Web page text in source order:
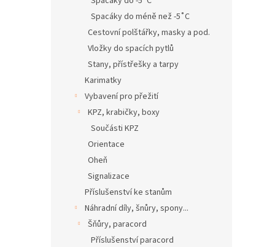
Spacáky do méně než -5˚C
Cestovní polštářky, masky a pod.
Vložky do spacích pytlů
Stany, přístřešky a tarpy
Karimatky
Vybavení pro přežití
KPZ, krabičky, boxy
Součásti KPZ
Orientace
Oheň
Signalizace
Příslušenství ke stanům
Náhradní díly, šnůry, spony...
Šňůry, paracord
Příslušenství paracord